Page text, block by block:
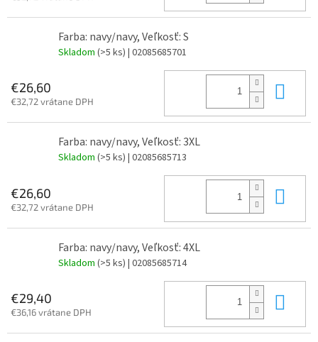
Farba: navy/navy, Veľkosť: S
Skladom (>5 ks) | 02085685701
€26,60
€32,72 vrátane DPH
Farba: navy/navy, Veľkosť: 3XL
Skladom (>5 ks) | 02085685713
€26,60
€32,72 vrátane DPH
Farba: navy/navy, Veľkosť: 4XL
Skladom (>5 ks) | 02085685714
€29,40
€36,16 vrátane DPH